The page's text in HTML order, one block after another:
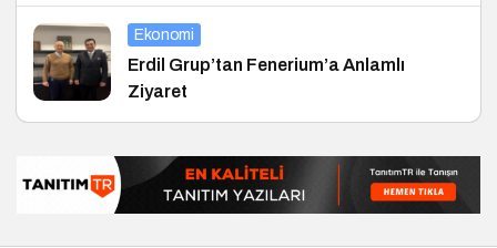
Ekonomi
Erdil Grup’tan Fenerium’a Anlamlı
Ziyaret